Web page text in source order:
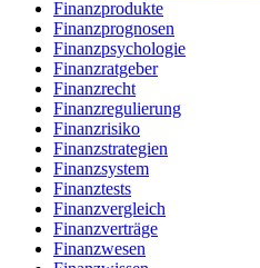
Finanzprodukte
Finanzprognosen
Finanzpsychologie
Finanzratgeber
Finanzrecht
Finanzregulierung
Finanzrisiko
Finanzstrategien
Finanzsystem
Finanztests
Finanzvergleich
Finanzverträge
Finanzwesen